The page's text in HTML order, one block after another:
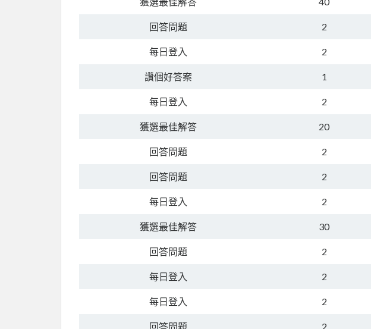
回答問題 2
每日登入 2
讚個好答案 1
每日登入 2
獲選最佳解答 20
回答問題 2
回答問題 2
每日登入 2
獲選最佳解答 30
回答問題 2
每日登入 2
每日登入 2
回答問題 2